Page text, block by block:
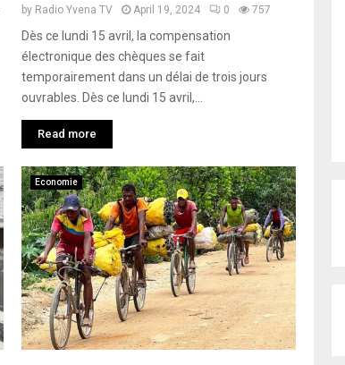
by Radio Yvena TV April 19, 2024 0 757
Dès ce lundi 15 avril, la compensation
électronique des chèques se fait
temporairement dans un délai de trois jours
ouvrables. Dès ce lundi 15 avril,...
Read more
Economie